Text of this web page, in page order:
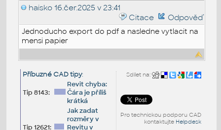
haisko 16.čer.2025 v 23:41
Citace
Odpověď
Jednoducho export do pdf a nasledne vytlacit na
mensi papier
Sdílet na:
Pro technickou podporu CAD
kontaktujte Helpdesk
Příbuzné CAD tipy:
Tip 8143:
Revit chyba:
Čára je příliš
krátká
Tip 12621:
Jak zadat
rozměry v
Revitu v